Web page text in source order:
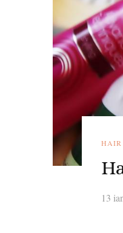
HAIR
13